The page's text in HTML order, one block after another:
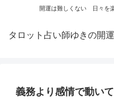
開運は難しくない 日々を
タロット占い師ゆきの開
義務より感情で動い